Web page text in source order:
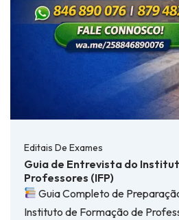
Editais De Exames
Guia de Entrevista do
Professores (IFP)
Guia Completo de
Instituto de Formação de